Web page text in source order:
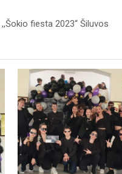
fiesta 2023“ Šiluvos